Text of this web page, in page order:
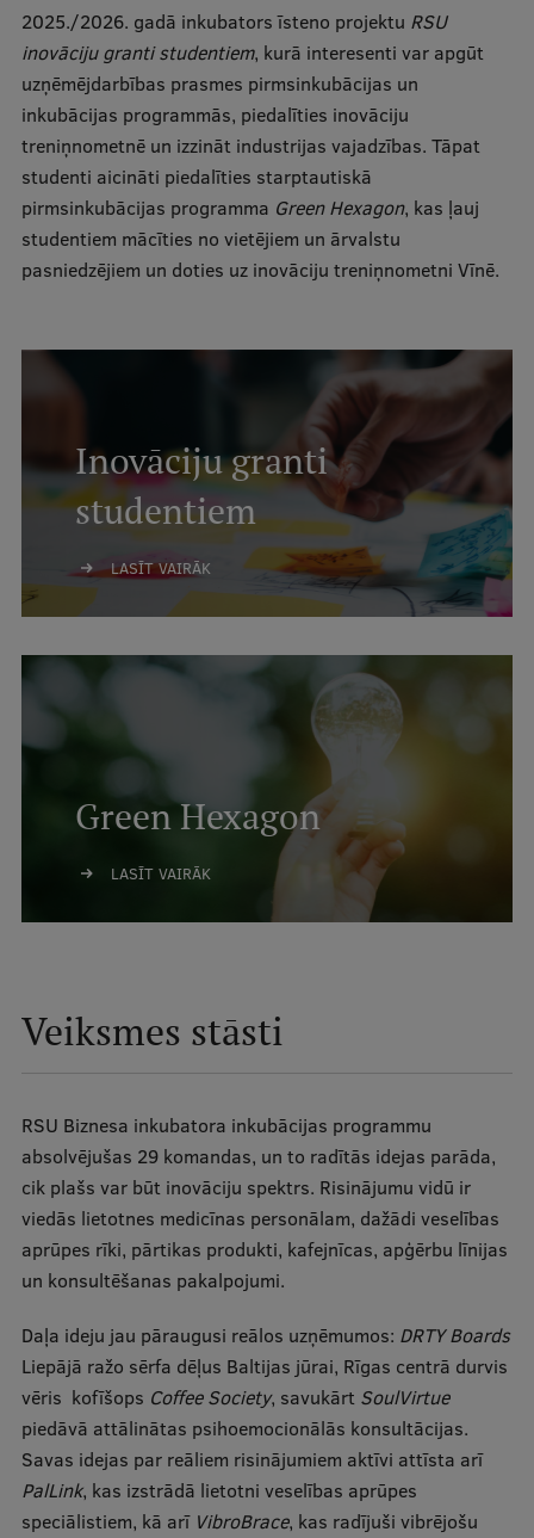
Projekti
Reitingi
Virtuālā tūre
Ilgtspējīga attīstība
Studiju un vides pieejamība
Dati par 2025. gadu
Mūžizglītība
Ētikas un līdztiesības mācības
Sagatavošanas kursi
ESF kvalifikācijas celšanas kursi
Pedagoģiskās izaugsmes centrs
Kvalifikācijas atbilstības pārbaude
Pētniecība
Pētniecības datu pārvaldība
Pētniecības platformas
Doktorantūras skola
Pētniecības pakalpojumi
Pētniecības projekti
Zinātnieku brokastis
Vertikāli integrētie projekti
Zinātniskās konferences
Inovāciju centrs
2025./2026. gadā inkubators īsteno projektu RSU
inovāciju granti studentiem, kurā interesenti var apgūt
uzņēmējdarbības prasmes pirmsinkubācijas un
inkubācijas programmās, piedalīties inovāciju
treniņnometnē un izzināt industrijas vajadzības. Tāpat
studenti aicināti piedalīties starptautiskā
pirmsinkubācijas programma Green Hexagon, kas ļauj
studentiem mācīties no vietējiem un ārvalstu
pasniedzējiem un doties uz inovāciju treniņnometni Vīnē.
Inovāciju granti
studentiem
LASĪT VAIRĀK
Green Hexagon
LASĪT VAIRĀK
Veiksmes stāsti
RSU Biznesa inkubatora inkubācijas programmu
absolvējušas 29 komandas, un to radītās idejas parāda,
cik plašs var būt inovāciju spektrs. Risinājumu vidū ir
viedās lietotnes medicīnas personālam, dažādi veselības
aprūpes rīki, pārtikas produkti, kafejnīcas, apģērbu līnijas
un konsultēšanas pakalpojumi.
Daļa ideju jau pāraugusi reālos uzņēmumos: DRTY Boards
Liepājā ražo sērfa dēļus Baltijas jūrai, Rīgas centrā durvis
vēris kofīšops Coffee Society, savukārt SoulVirtue
piedāvā attālinātas psihoemocionālās konsultācijas.
Savas idejas par reāliem risinājumiem aktīvi attīsta arī
PalLink, kas izstrādā lietotni veselības aprūpes
speciālistiem, kā arī VibroBrace, kas radījuši vibrējošu